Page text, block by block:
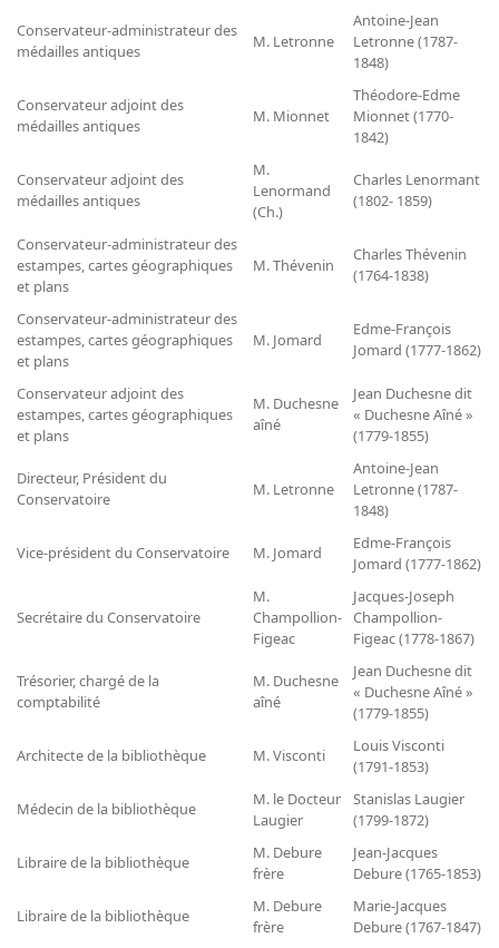
Conservateur-administrateur des
médailles antiques
M. Letronne
Antoine-Jean
Letronne (1787-
1848)
Conservateur adjoint des
médailles antiques
M. Mionnet
Théodore-Edme
Mionnet (1770-
1842)
Conservateur adjoint des
médailles antiques
M.
Lenormand
(Ch.)
Charles Lenormant
(1802- 1859)
Conservateur-administrateur des
estampes, cartes géographiques
et plans
M. Thévenin
Charles Thévenin
(1764-1838)
Conservateur-administrateur des
estampes, cartes géographiques
et plans
M. Jomard
Edme-François
Jomard (1777-1862)
Conservateur adjoint des
estampes, cartes géographiques
et plans
M. Duchesne
aîné
Jean Duchesne dit
« Duchesne Aîné »
(1779-1855)
Directeur, Président du
Conservatoire
M. Letronne
Antoine-Jean
Letronne (1787-
1848)
Vice-président du Conservatoire M. Jomard
Edme-François
Jomard (1777-1862)
Secrétaire du Conservatoire
M.
Champollion-
Figeac
Jacques-Joseph
Champollion-
Figeac (1778-1867)
Trésorier, chargé de la
comptabilité
M. Duchesne
aîné
Jean Duchesne dit
« Duchesne Aîné »
(1779-1855)
Architecte de la bibliothèque M. Visconti
Louis Visconti
(1791-1853)
Médecin de la bibliothèque
M. le Docteur
Laugier
Stanislas Laugier
(1799-1872)
Libraire de la bibliothèque
M. Debure
frère
Jean-Jacques
Debure (1765-1853)
Libraire de la bibliothèque
M. Debure
frère
Marie-Jacques
Debure (1767-1847)